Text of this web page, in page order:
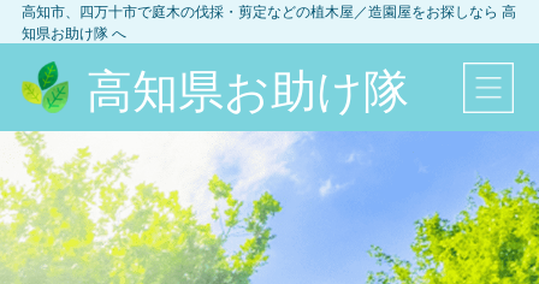
高知市、四万十市で庭木の伐採・剪定などの植木屋／造園屋をお探しなら 高
知県お助け隊へ
高知県お助け隊